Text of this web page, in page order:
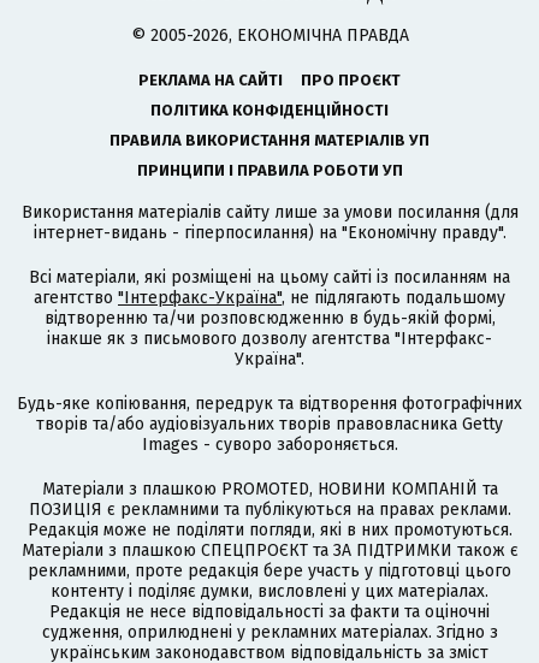
© 2005-2026, ЕКОНОМІЧНА ПРАВДА
РЕКЛАМА НА САЙТІ
ПРО ПРОЄКТ
ПОЛІТИКА КОНФІДЕНЦІЙНОСТІ
ПРАВИЛА ВИКОРИСТАННЯ МАТЕРІАЛІВ УП
ПРИНЦИПИ І ПРАВИЛА РОБОТИ УП
Використання матеріалів сайту лише за умови посилання (для
інтернет-видань - гіперпосилання) на "Економічну правду".
Всі матеріали, які розміщені на цьому сайті із посиланням на
агентство "Інтерфакс-Україна", не підлягають подальшому
відтворенню та/чи розповсюдженню в будь-якій формі,
інакше як з письмового дозволу агентства "Інтерфакс-
Україна".
Будь-яке копіювання, передрук та відтворення фотографічних
творів та/або аудіовізуальних творів правовласника Getty
Images - суворо забороняється.
Матеріали з плашкою PROMOTED, НОВИНИ КОМПАНІЙ та
ПОЗИЦІЯ є рекламними та публікуються на правах реклами.
Редакція може не поділяти погляди, які в них промотуються.
Матеріали з плашкою СПЕЦПРОЄКТ та ЗА ПІДТРИМКИ також є
рекламними, проте редакція бере участь у підготовці цього
контенту і поділяє думки, висловлені у цих матеріалах.
Редакція не несе відповідальності за факти та оціночні
судження, оприлюднені у рекламних матеріалах. Згідно з
українським законодавством відповідальність за зміст